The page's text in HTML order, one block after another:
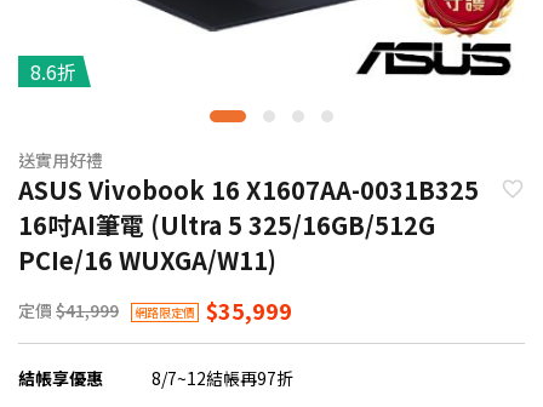
8.6折
送實用好禮
ASUS Vivobook 16 X1607AA-0031B325
16吋AI筆電 (Ultra 5 325/16GB/512G
PCIe/16 WUXGA/W11)
定價 $41,999 網路限定價 $35,999
結帳享優惠
8/7~12結帳再97折